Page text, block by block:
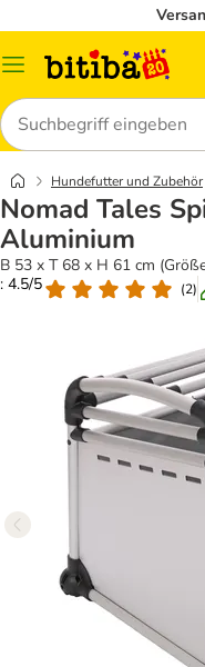
Menü
Suchen
Hundefutter und Zubehör
Nomad Tales
Aluminium
B 53 x T 68 x H 61 cm
: 4.5/5
(2)